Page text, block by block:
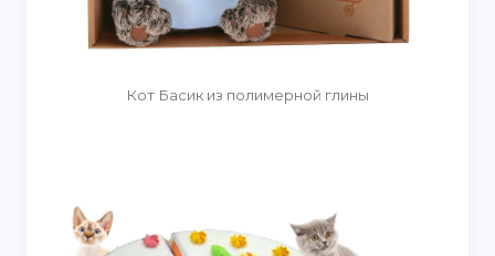
Кот Басик из полимерной глины